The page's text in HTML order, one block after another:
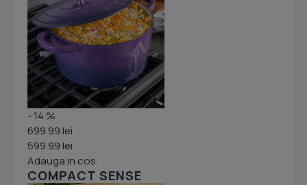
- 14 %
699.99 lei
599.99 lei
Adauga in cos
COMPACT SENSE